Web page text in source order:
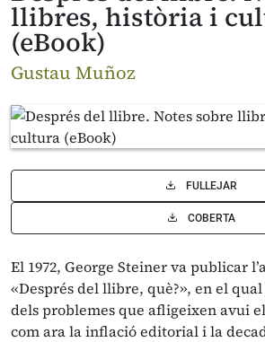
llibres, història i
(eBook)
Gustau Muñoz
FULLEJAR
COBERTA
El 1972, George Steiner va publicar
«Després del llibre, què?», en el
dels problemes que afligeixen avui
com ara la inflació editorial i la